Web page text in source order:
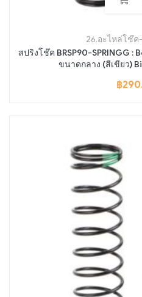
26.อะไหล่โช๊ค
สปริงโช๊ค BRSP90-SPRINGG :
ขนาดกลาง (สีเขียว)
฿